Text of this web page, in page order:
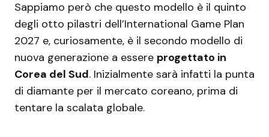
Sappiamo però che questo modello è il quinto
degli otto pilastri dell’International Game Plan
2027 e, curiosamente, è il secondo modello di
nuova generazione a essere progettato in
Corea del Sud. Inizialmente sarà infatti la punta
di diamante per il mercato coreano, prima di
tentare la scalata globale.